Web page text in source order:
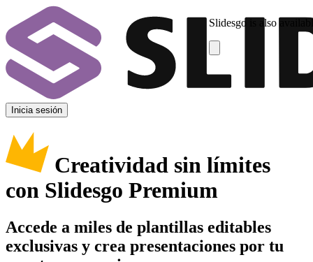
Slidesgo is also
Inicia sesión
Creatividad sin límites
con Slidesgo Premium
Accede a miles de plantillas editables
exclusivas y crea presentaciones por tu